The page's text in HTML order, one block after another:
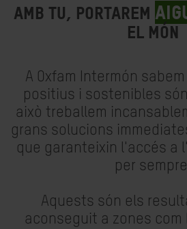
AMB TU, PORTAREM
EL MÓN
A Oxfam Intermón
positius i sostenibles
això treballem
grans solucions
que garanteixin l'accés a
per
Aquests són els
aconseguit a zones com